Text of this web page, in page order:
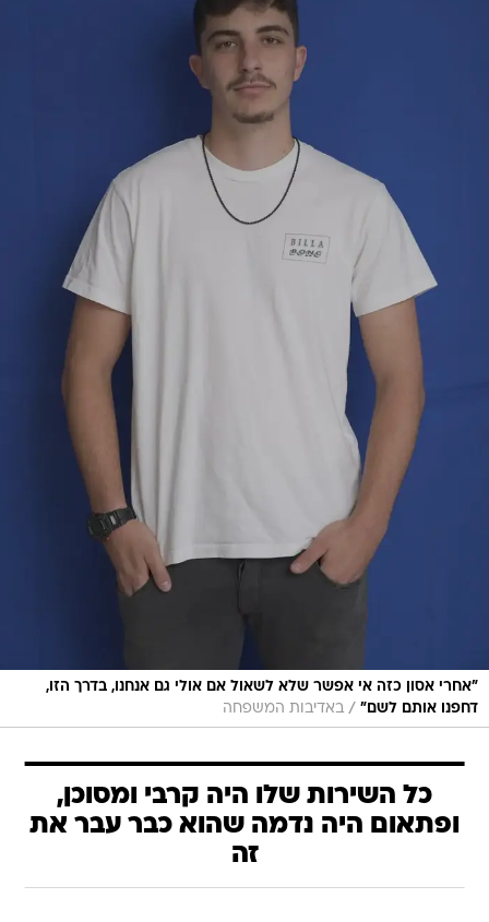
"אחרי אסון כזה אי אפשר שלא לשאול אם אולי גם אנחנו, בדרך הזו,
דחפנו אותם לשם" / באדיבות המשפחה
כל השירות שלו היה קרבי ומסוכן,
ופתאום היה נדמה שהוא כבר עבר את
זה